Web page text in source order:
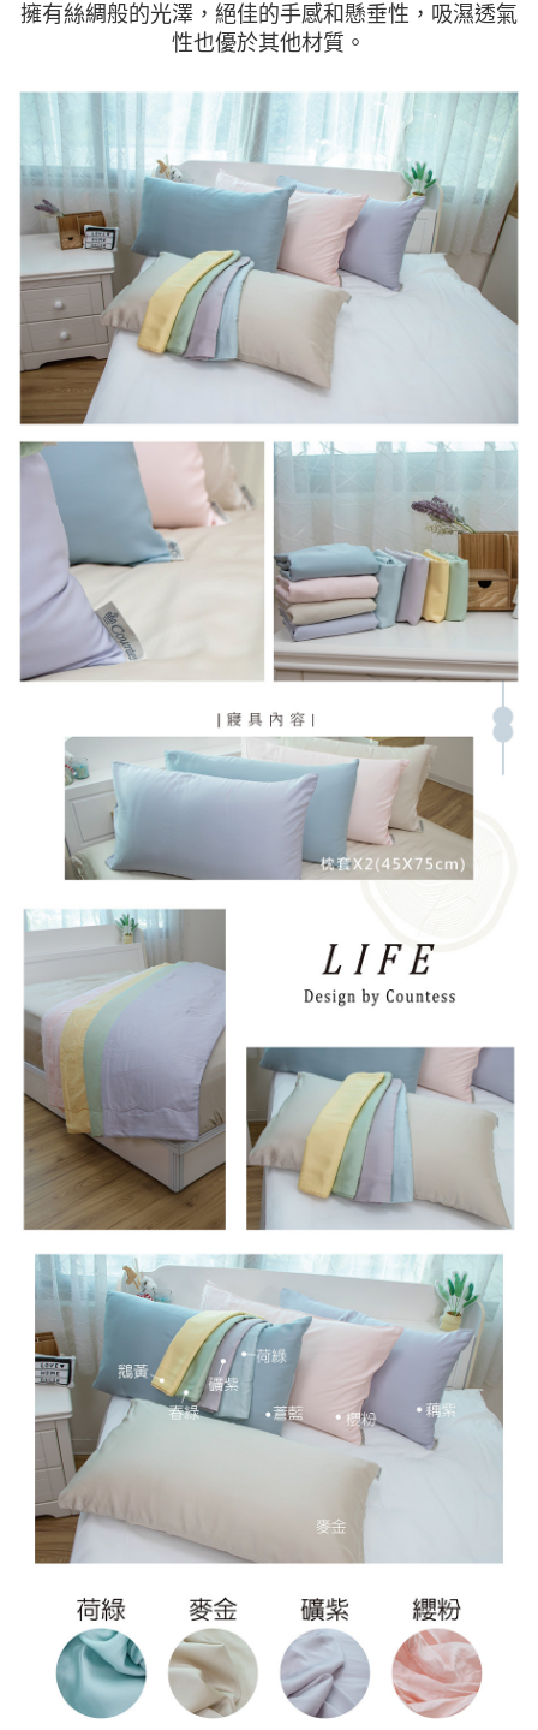
擁有絲綢般的光澤，絕佳的手感和懸垂性，吸濕透氣
性也優於其他材質。